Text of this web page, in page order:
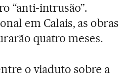
“anti-intrusão”.
em Calais, as obras
quatro meses.
o viaduto sobre a